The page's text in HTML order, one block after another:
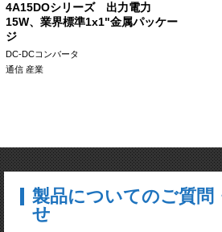
4A15DOシリーズ 出力電力
15W、業界標準1x1"金属パッケー
ジ
DC-DCコンバータ
通信 産業
製品についてのご質問
せ